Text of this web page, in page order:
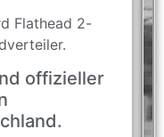
Flathead 2-
offizieller